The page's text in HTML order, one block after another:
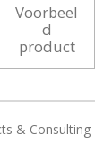
Voorbeel
d
product
& Consulting